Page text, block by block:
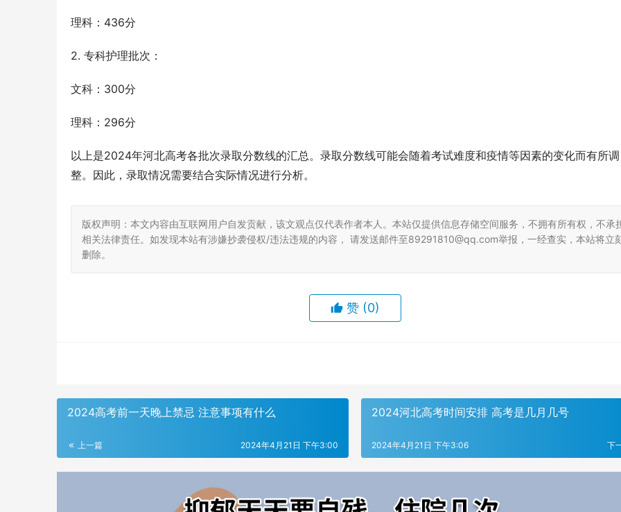
理科：436分
2. 专科护理批次：
文科：300分
理科：296分
以上是2024年河北高考各批次录取分数线的汇总。录取分数线可能会随着考试难度和疫情等因素的变化而有所调
整。因此，录取情况需要结合实际情况进行分析。
版权声明：本文内容由互联网用户自发贡献，该文观点仅代表作者本人。本站仅提供信息存储空间服务，不拥有所有权，不承
相关法律责任。如发现本站有涉嫌抄袭侵权/违法违规的内容， 请发送邮件至89291810@qq.com举报，一经查实，本站将立
删除。
赞 (0)
2024高考前一天晚上禁忌 注意事项有什么
上一篇 2024年4月21日 下午3:00
2024河北高考时间安排 高考是几月几号
下
2024年4月21日 下午3:06